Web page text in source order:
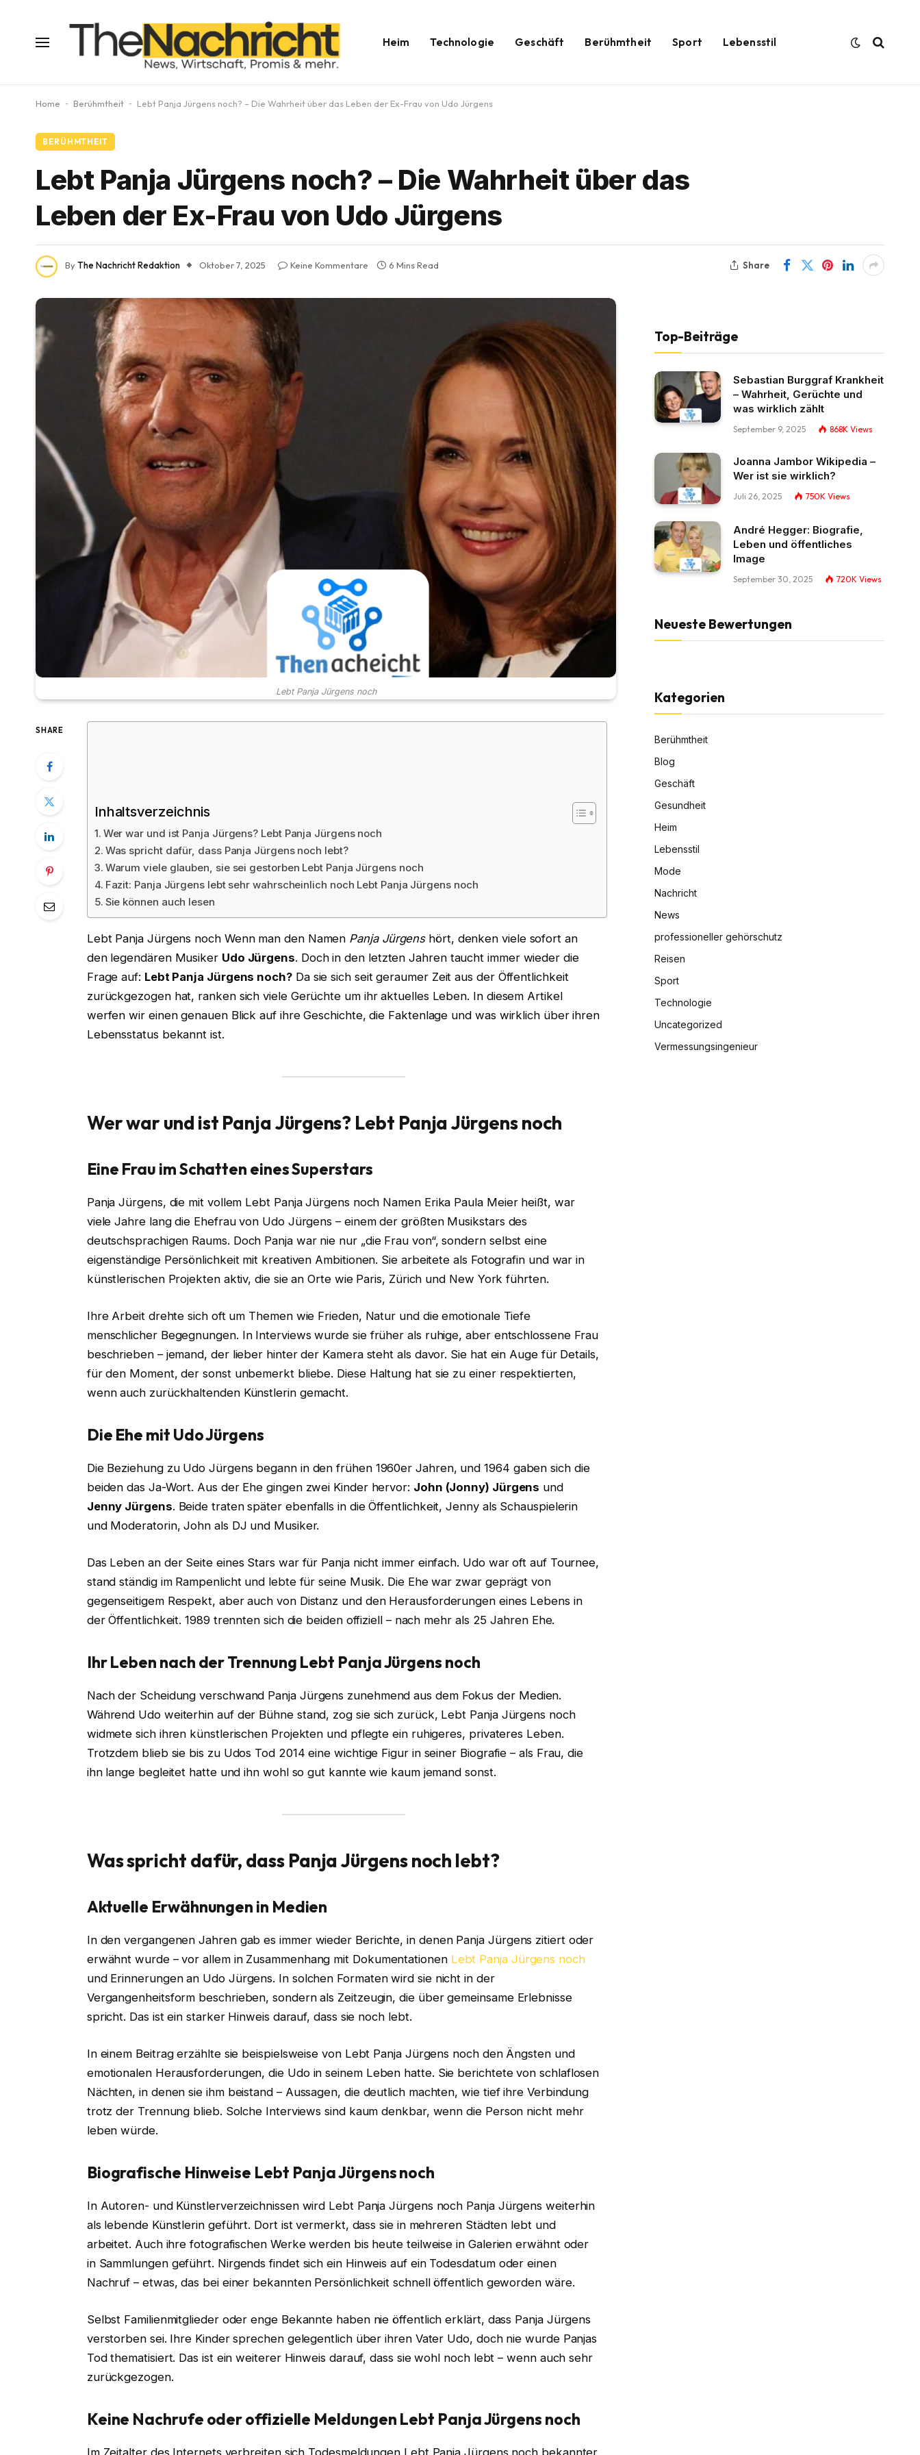
Heim Technologie Geschäft Berühmtheit Sport Lebensstil
Home - Berühmtheit - Lebt Panja Jürgens noch? – Die Wahrheit über das Leben der Ex-Frau von Udo Jürgens
BERÜHMTHEIT
Lebt Panja Jürgens noch? – Die Wahrheit über das
Leben der Ex-Frau von Udo Jürgens
ByThe Nachricht Redaktion Oktober 7, 2025 Keine Kommentare 6 Mins Read Share
Lebt Panja Jürgens noch
SHARE
Inhaltsverzeichnis
Wer war und ist Panja Jürgens? Lebt Panja Jürgens noch
Was spricht dafür, dass Panja Jürgens noch lebt?
Warum viele glauben, sie sei gestorben Lebt Panja Jürgens noch
Fazit: Panja Jürgens lebt sehr wahrscheinlich noch Lebt Panja Jürgens noch
Sie können auch lesen
Lebt Panja Jürgens noch Wenn man den Namen Panja Jürgenshört, denken viele sofort an
den legendären Musiker Udo Jürgens. Doch in den letzten Jahren taucht immer wieder die
Frage auf: Lebt Panja Jürgens noch?Da sie sich seit geraumer Zeit aus der Öffentlichkeit
zurückgezogen hat, ranken sich viele Gerüchte um ihr aktuelles Leben. In diesem Artikel
werfen wir einen genauen Blick auf ihre Geschichte, die Faktenlage und was wirklich über ihren
Lebensstatus bekannt ist.
Wer war und ist Panja Jürgens? Lebt Panja Jürgens noch
Eine Frau im Schatten eines Superstars
Panja Jürgens, die mit vollem Lebt Panja Jürgens noch Namen Erika Paula Meier heißt, war
viele Jahre lang die Ehefrau von Udo Jürgens – einem der größten Musikstars des
deutschsprachigen Raums. Doch Panja war nie nur „die Frau von“, sondern selbst eine
eigenständige Persönlichkeit mit kreativen Ambitionen. Sie arbeitete als Fotografin und war in
künstlerischen Projekten aktiv, die sie an Orte wie Paris, Zürich und New York führten.
Ihre Arbeit drehte sich oft um Themen wie Frieden, Natur und die emotionale Tiefe
menschlicher Begegnungen. In Interviews wurde sie früher als ruhige, aber entschlossene Frau
beschrieben – jemand, der lieber hinter der Kamera steht als davor. Sie hat ein Auge für Details,
für den Moment, der sonst unbemerkt bliebe. Diese Haltung hat sie zu einer respektierten,
wenn auch zurückhaltenden Künstlerin gemacht.
Die Ehe mit Udo Jürgens
Die Beziehung zu Udo Jürgens begann in den frühen 1960er Jahren, und 1964 gaben sich die
beiden das Ja-Wort. Aus der Ehe gingen zwei Kinder hervor: John (Jonny) Jürgens und
Jenny Jürgens. Beide traten später ebenfalls in die Öffentlichkeit, Jenny als Schauspielerin
und Moderatorin, John als DJ und Musiker.
Das Leben an der Seite eines Stars war für Panja nicht immer einfach. Udo war oft auf Tournee,
stand ständig im Rampenlicht und lebte für seine Musik. Die Ehe war zwar geprägt von
gegenseitigem Respekt, aber auch von Distanz und den Herausforderungen eines Lebens in
der Öffentlichkeit. 1989 trennten sich die beiden offiziell – nach mehr als 25 Jahren Ehe.
Ihr Leben nach der Trennung Lebt Panja Jürgens noch
Nach der Scheidung verschwand Panja Jürgens zunehmend aus dem Fokus der Medien.
Während Udo weiterhin auf der Bühne stand, zog sie sich zurück, Lebt Panja Jürgens noch
widmete sich ihren künstlerischen Projekten und pflegte ein ruhigeres, privateres Leben.
Trotzdem blieb sie bis zu Udos Tod 2014 eine wichtige Figur in seiner Biografie – als Frau, die
ihn lange begleitet hatte und ihn wohl so gut kannte wie kaum jemand sonst.
Was spricht dafür, dass Panja Jürgens noch lebt?
Aktuelle Erwähnungen in Medien
In den vergangenen Jahren gab es immer wieder Berichte, in denen Panja Jürgens zitiert oder
erwähnt wurde – vor allem in Zusammenhang mit Dokumentationen Lebt Panja Jürgens noch
und Erinnerungen an Udo Jürgens. In solchen Formaten wird sie nicht in der
Vergangenheitsform beschrieben, sondern als Zeitzeugin, die über gemeinsame Erlebnisse
spricht. Das ist ein starker Hinweis darauf, dass sie noch lebt.
In einem Beitrag erzählte sie beispielsweise von Lebt Panja Jürgens noch den Ängsten und
emotionalen Herausforderungen, die Udo in seinem Leben hatte. Sie berichtete von schlaflosen
Nächten, in denen sie ihm beistand – Aussagen, die deutlich machten, wie tief ihre Verbindung
trotz der Trennung blieb. Solche Interviews sind kaum denkbar, wenn die Person nicht mehr
leben würde.
Biografische Hinweise Lebt Panja Jürgens noch
In Autoren- und Künstlerverzeichnissen wird Lebt Panja Jürgens noch Panja Jürgens weiterhin
als lebende Künstlerin geführt. Dort ist vermerkt, dass sie in mehreren Städten lebt und
arbeitet. Auch ihre fotografischen Werke werden bis heute teilweise in Galerien erwähnt oder
in Sammlungen geführt. Nirgends findet sich ein Hinweis auf ein Todesdatum oder einen
Nachruf – etwas, das bei einer bekannten Persönlichkeit schnell öffentlich geworden wäre.
Selbst Familienmitglieder oder enge Bekannte haben nie öffentlich erklärt, dass Panja Jürgens
verstorben sei. Ihre Kinder sprechen gelegentlich über ihren Vater Udo, doch nie wurde Panjas
Tod thematisiert. Das ist ein weiterer Hinweis darauf, dass sie wohl noch lebt – wenn auch sehr
zurückgezogen.
Keine Nachrufe oder offizielle Meldungen Lebt Panja Jürgens noch
Top-Beiträge
Sebastian Burggraf Krankheit
– Wahrheit, Gerüchte und
was wirklich zählt
September 9, 2025 868K Views
Joanna Jambor Wikipedia –
Wer ist sie wirklich?
Juli 26, 2025 750K Views
André Hegger: Biografie,
Leben und öffentliches
Image
September 30, 2025 720K Views
Neueste Bewertungen
Kategorien
Berühmtheit
Blog
Geschäft
Gesundheit
Heim
Lebensstil
Mode
Nachricht
News
professioneller gehörschutz
Reisen
Sport
Technologie
Uncategorized
Vermessungsingenieur